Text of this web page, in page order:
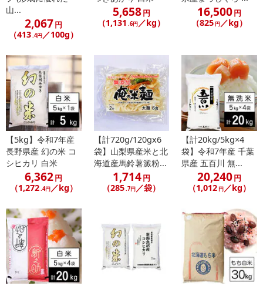
山...
2,067円
（413.4円／100g）
5,658円
（1,131 .6円／kg）
16,500円
（825 円／kg）
【5kg】令和7年産
長野県産 幻の米 コ
シヒカリ 白米
6,362円
（1,272 .4円／kg）
【計720g/120gx6
袋】山梨県産米と北
海道産馬鈴薯澱粉...
1,714円
（285 .7円 ／袋）
【計20kg/5kg×4
袋】令和7年産 千葉
県産 五百川 無...
20,240円
（1,012 円 ／kg）